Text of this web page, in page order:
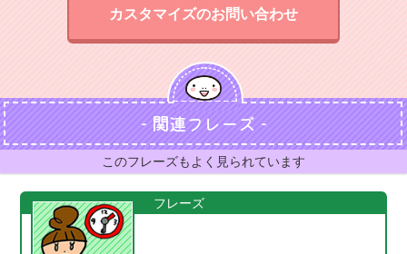
カスタマイズのお問い合わせ
- 関連フレーズ -
このフレーズもよく見られています
フレーズ